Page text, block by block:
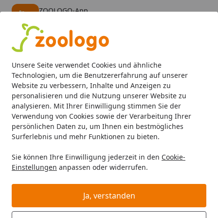
Unsere Seite verwendet Cookies und ähnliche
Technologien, um die Benutzererfahrung auf unserer
Website zu verbessern, Inhalte und Anzeigen zu
personalisieren und die Nutzung unserer Website zu
analysieren. Mit Ihrer Einwilligung stimmen Sie der
Verwendung von Cookies sowie der Verarbeitung Ihrer
persönlichen Daten zu, um Ihnen ein bestmögliches
Surferlebnis und mehr Funktionen zu bieten.
Sie können Ihre Einwilligung jederzeit in den Cookie-
Einstellungen anpassen oder widerrufen.
Ja, verstanden
ZOOLOGO-App
Alle Produkte
Mein Konto
Suchen
Startseite
Katze Katzenfutter Trockenfutter MAC's Cat Adult
MAC's Cat Adult Monoprotein Pferd
Katzentrockenfutter